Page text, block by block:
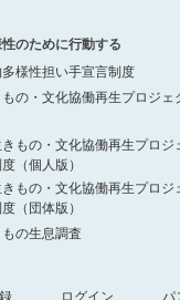
のために行動する
様性担い手宣言制度
の・文化協働再生プロジェ
もの・文化協働再生プロジ
（個人版）
もの・文化協働再生プロジ
（団体版）
の生息調査
ログイン パ